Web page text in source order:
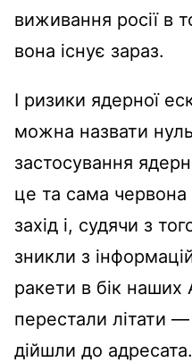
виживання росії в
вона існує зараз.
І ризики ядерної
можна назвати
застосування
це та сама
захід і, судячи з
зникли з
ракети в бік
перестали літати
дійшли до адресата.